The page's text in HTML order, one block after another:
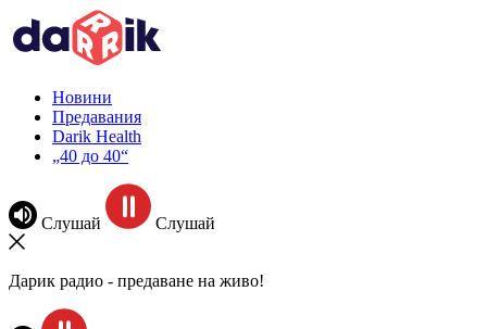
Новини
Предавания
Darik Health
„40 до 40“
Слушай Слушай
Дарик радио - предаване на живо!